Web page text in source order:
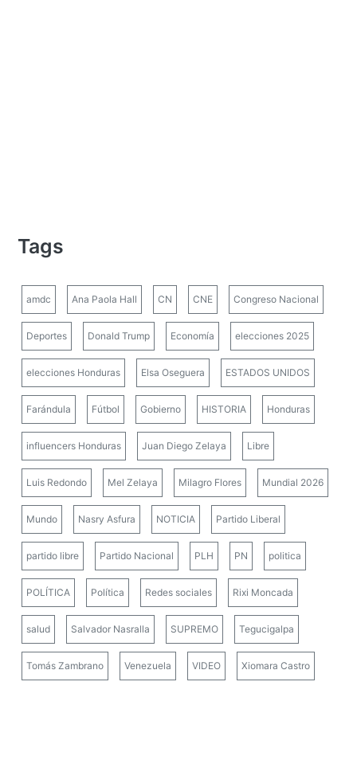
Tags
amdc Ana Paola Hall CN CNE Congreso Nacional
Deportes Donald Trump Economía elecciones 2025
elecciones Honduras Elsa Oseguera ESTADOS UNIDOS
Farándula Fútbol Gobierno HISTORIA Honduras
influencers Honduras Juan Diego Zelaya Libre
Luis Redondo Mel Zelaya Milagro Flores Mundial 2026
Mundo Nasry Asfura NOTICIA Partido Liberal
partido libre Partido Nacional PLH PN politica
POLÍTICA Política Redes sociales Rixi Moncada
salud Salvador Nasralla SUPREMO Tegucigalpa
Tomás Zambrano Venezuela VIDEO Xiomara Castro